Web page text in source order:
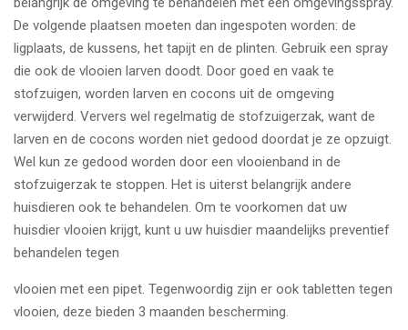
De volgende plaatsen moeten dan ingespoten worden: de
ligplaats, de kussens, het tapijt en de plinten. Gebruik een spray
die ook de vlooien larven doodt. Door goed en vaak te
stofzuigen, worden larven en cocons uit de omgeving
verwijderd. Ververs wel regelmatig de stofzuigerzak, want de
larven en de cocons worden niet gedood doordat je ze opzuigt.
Wel kun ze gedood worden door een vlooienband in de
stofzuigerzak te stoppen. Het is uiterst belangrijk andere
huisdieren ook te behandelen. Om te voorkomen dat uw
huisdier vlooien krijgt, kunt u uw huisdier maandelijks preventief
behandelen tegen
vlooien met een pipet. Tegenwoordig zijn er ook tabletten tegen
vlooien, deze bieden 3 maanden bescherming.